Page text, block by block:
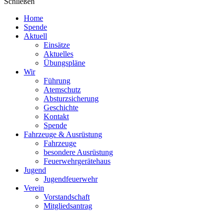
Home
Spende
Aktuell
Einsätze
Aktuelles
Übungspläne
Wir
Führung
Atemschutz
Absturzsicherung
Geschichte
Kontakt
Spende
Fahrzeuge & Ausrüstung
Fahrzeuge
besondere Ausrüstung
Feuerwehrgerätehaus
Jugend
Jugendfeuerwehr
Verein
Vorstandschaft
Mitgliedsantrag